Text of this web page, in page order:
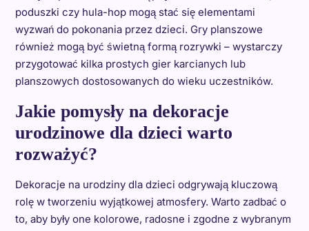
poduszki czy hula-hop mogą stać się elementami
wyzwań do pokonania przez dzieci. Gry planszowe
również mogą być świetną formą rozrywki – wystarczy
przygotować kilka prostych gier karcianych lub
planszowych dostosowanych do wieku uczestników.
Jakie pomysły na dekoracje
urodzinowe dla dzieci warto
rozważyć?
Dekoracje na urodziny dla dzieci odgrywają kluczową
rolę w tworzeniu wyjątkowej atmosfery. Warto zadbać o
to, aby były one kolorowe, radosne i zgodne z wybranym